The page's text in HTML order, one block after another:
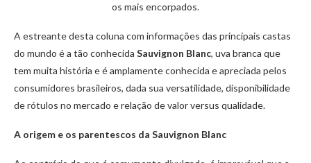
os mais encorpados.
A estreante desta coluna com informações das principais castas
do mundo é a tão conhecida Sauvignon Blanc, uva branca que
tem muita história e é amplamente conhecida e apreciada pelos
consumidores brasileiros, dada sua versatilidade, disponibilidade
de rótulos no mercado e relação de valor versus qualidade.
A origem e os parentescos da Sauvignon Blanc